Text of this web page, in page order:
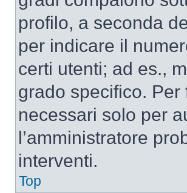
profilo, a seconda
per indicare il
certi utenti; ad es.,
grado specifico.
necessari solo per
l’amministratore
interventi.
Top